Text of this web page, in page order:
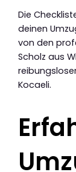
Die
deinen
von den
Scholz aus
Kocaeli.